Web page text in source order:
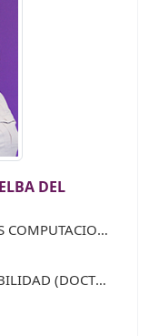
DEL
15 AÑOS (25%)